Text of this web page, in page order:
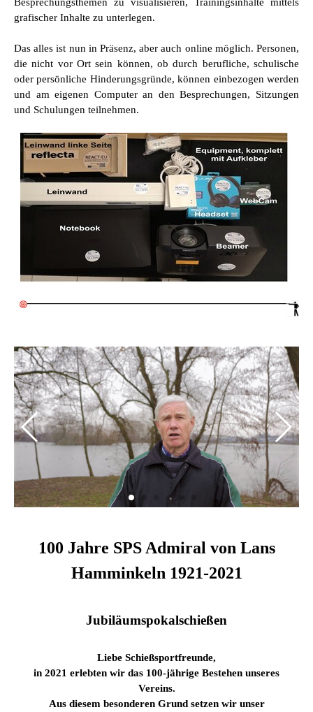
Besprechungsthemen zu visualisieren, Trainingsinhalte mittels
grafischer Inhalte zu unterlegen.
Das alles ist nun in Präsenz, aber auch online möglich. Personen,
die nicht vor Ort sein können, ob durch berufliche, schulische
oder persönliche Hinderungsgründe, können einbezogen werden
und am eigenen Computer an den Besprechungen, Sitzungen
und Schulungen teilnehmen.
100 Jahre SPS Admiral von Lans
Hamminkeln 1921-2021
Jubiläumspokalschießen
Liebe Schießsportfreunde,
in 2021 erlebten wir das 100-jährige Bestehen unseres
Vereins.
Aus diesem besonderen Grund setzen wir unser